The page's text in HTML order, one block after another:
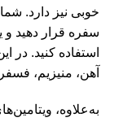
خوبی نیز دارد.
سفره قرار دهید و
استفاده کنید. در
آهن، منیزیم،